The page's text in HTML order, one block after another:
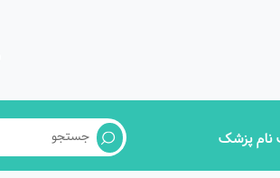
نام پزشک